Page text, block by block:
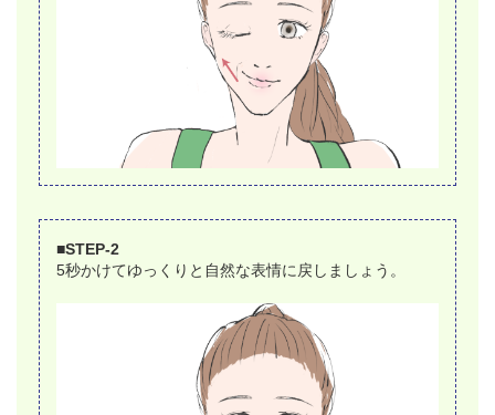
■STEP-2
5秒かけてゆっくりと自然な表情に戻しましょう。